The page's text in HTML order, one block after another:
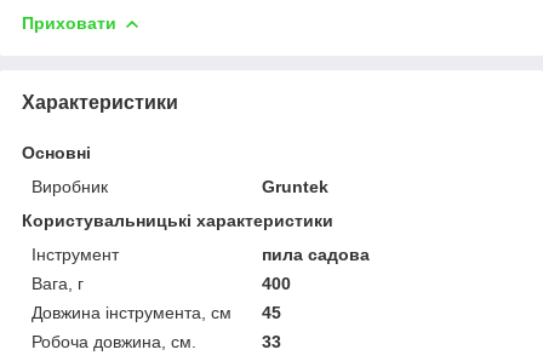
Приховати
Характеристики
Основні
Виробник
Gruntek
Користувальницькі характеристики
Інструмент
пила садова
Вага, г
400
Довжина інструмента, см
45
Робоча довжина, см.
33